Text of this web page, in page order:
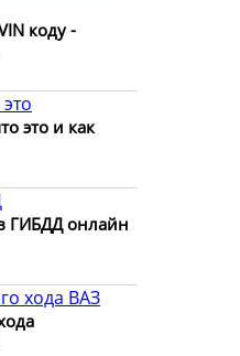
коду -
это и как
ГИБДД онлайн